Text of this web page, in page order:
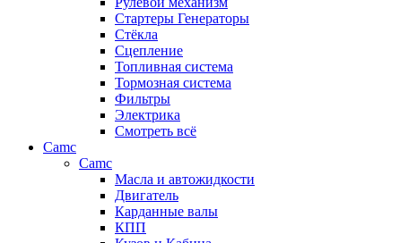
Стартеры Генераторы
Стёкла
Сцепление
Топливная система
Тормозная система
Фильтры
Электрика
Смотреть всё
Camc
Camc
Масла и автожидкости
Двигатель
Карданные валы
КПП